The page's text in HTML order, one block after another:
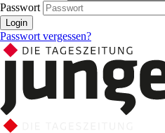
Passwort
Login
Passwort vergessen?